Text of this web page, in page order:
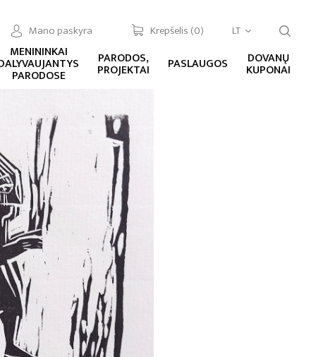
Mano paskyra Krepšelis (0) LT
MENININKAI
PARODOSE
PARODOS,
PROJEKTAI PASLAUGOS DOVANŲ
KUPONAI